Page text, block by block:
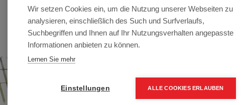
Drahtgebunden
Artikelnummer: CC16R-2140
Packung (14.000 Stück)
Wir setzen Cookies ein, um die Nutzung unserer Webseiten zu
analysieren, einschließlich des Such und Surfverlaufs,
Suchbegriffen und Ihnen auf Ihr Nutzungsverhalten angepasste
Informationen anbieten zu können.
Lernen Sie mehr
Einstellungen ALLE COOKIES ERLAUBEN